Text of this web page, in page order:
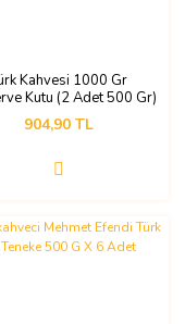
Kahvesi 1000 Gr
Kutu (2 Adet 500 Gr)
904,90 TL